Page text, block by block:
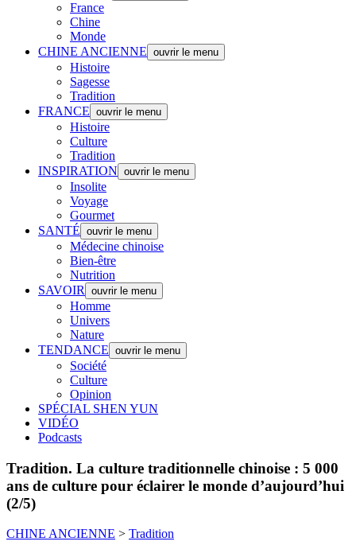
France
Chine
Monde
CHINE ANCIENNE ouvrir le menu
Histoire
Sagesse
Tradition
FRANCE ouvrir le menu
Histoire
Culture
Tradition
INSPIRATION ouvrir le menu
Insolite
Voyage
Gourmet
SANTÉ ouvrir le menu
Médecine chinoise
Bien-être
Nutrition
SAVOIR
ouvrir le menu
Homme
Univers
Nature
TENDANCE ouvrir le menu
Société
Culture
Opinion
SPÉCIAL SHEN YUN
VIDÉO
Podcasts
Tradition. La culture traditionnelle chinoise : 5 000
ans de culture pour éclairer le monde d’aujourd’hui
(2/5)
CHINE ANCIENNE > Tradition